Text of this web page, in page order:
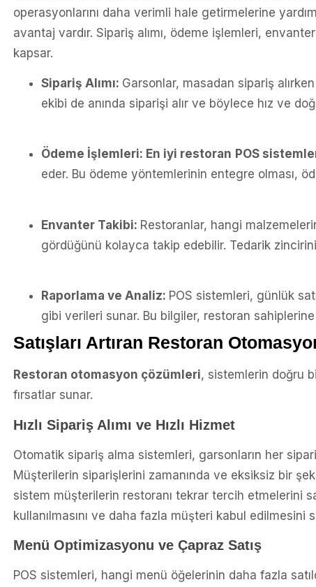
operasyonlarını daha verimli hale getirmelerine
avantaj vardır. Sipariş alımı, ödeme işlemleri,
kapsar.
Sipariş Alımı: Garsonlar, masadan sipariş
ekibi de anında siparişi alır ve böylece hız ve
Ödeme İşlemleri: En iyi restoran POS
eder. Bu ödeme yöntemlerinin entegre olması,
Envanter Takibi: Restoranlar, hangi
gördüğünü kolayca takip edebilir. Tedarik
Raporlama ve Analiz: POS sistemleri, günlük
gibi verileri sunar. Bu bilgiler, restoran
Satışları Artıran Restoran
Restoran otomasyon çözümleri, sistemlerin doğru
fırsatlar sunar.
Hızlı Sipariş Alımı ve Hızlı Hizmet
Otomatik sipariş alma sistemleri, garsonların her
Müşterilerin siparişlerini zamanında ve eksiksiz bir
sistem müşterilerin restoranı tekrar tercih etmelerini
kullanılmasını ve daha fazla müşteri kabul edilmesini
Menü Optimizasyonu ve Çapraz Satış
POS sistemleri, hangi menü öğelerinin daha fazla